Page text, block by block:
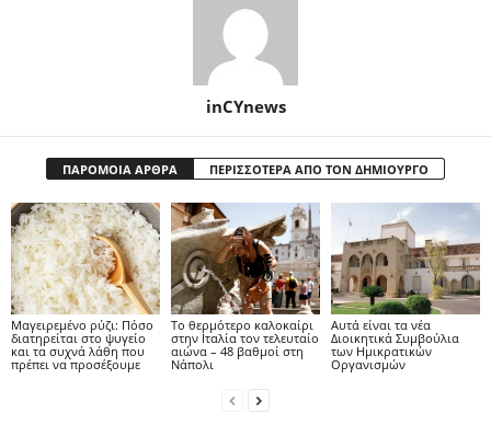
inCYnews
ΠΑΡΟΜΟΙΑ ΑΡΘΡΑ ΠΕΡΙΣΣΟΤΕΡΑ ΑΠΟ ΤΟΝ ΔΗΜΙΟΥΡΓΟ
Μαγειρεμένο ρύζι: Πόσο
διατηρείται στο ψυγείο
και τα συχνά λάθη που
πρέπει να προσέξουμε
Το θερμότερο καλοκαίρι
στην Ιταλία τον τελευταίο
αιώνα – 48 βαθμοί στη
Νάπολι
Αυτά είναι τα νέα
Διοικητικά Συμβούλια
των Ημικρατικών
Οργανισμών